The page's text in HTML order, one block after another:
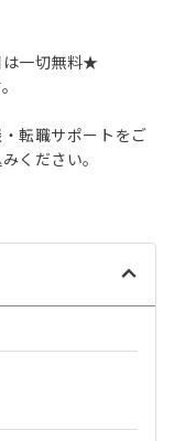
は一切無料★
転職サポートをご
ください。